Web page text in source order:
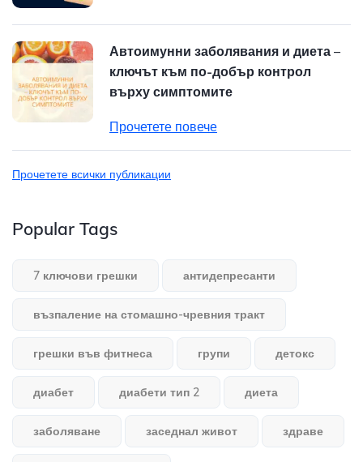
Автоимунни заболявания и диета –
ключът към по-добър контрол
върху симптомите
Прочетете повече
Прочетете всички публикации
Popular Tags
7 ключови грешки антидепресанти
възпаление на стомашно-чревния тракт
грешки във фитнеса групи детокс
диабет диабети тип 2 диета
заболяване заседнал живот здраве